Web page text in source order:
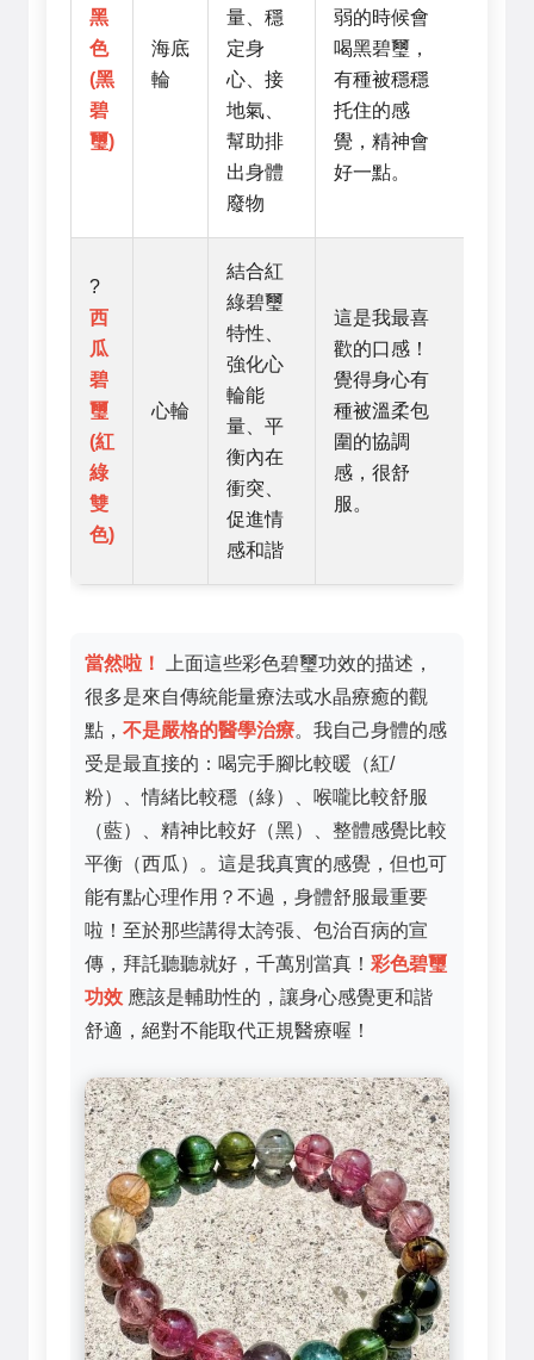
黑
色
(黑
碧
璽)
海底
輪
量、穩
定身
心、接
地氣、
幫助排
出身體
廢物
弱的時候會
喝黑碧璽，
有種被穩穩
托住的感
覺，精神會
好一點。
?
西
瓜
碧
璽
(紅
綠
雙
色)
心輪
結合紅
綠碧璽
特性、
強化心
輪能
量、平
衡內在
衝突、
促進情
感和諧
這是我最喜
歡的口感！
覺得身心有
種被溫柔包
圍的協調
感，很舒
服。
當然啦！
上面這些彩色碧璽功效的描述，
很多是來自傳統能量療法或水晶療癒的觀
點， 不是嚴格的醫學治療。我自己身體的感
受是最直接的：喝完手腳比較暖（紅/
粉）、情緒比較穩（綠）、喉嚨比較舒服
（藍）、精神比較好（黑）、整體感覺比較
平衡（西瓜）。這是我真實的感覺，但也可
能有點心理作用？不過，身體舒服最重要
啦！至於那些講得太誇張、包治百病的宣
傳，拜託聽聽就好，千萬別當真！ 彩色碧璽
功效 應該是輔助性的，讓身心感覺更和諧
舒適，絕對不能取代正規醫療喔！